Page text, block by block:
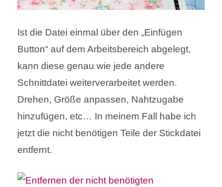
Ist die Datei einmal über den „Einfügen
Button“ auf dem Arbeitsbereich abgelegt,
kann diese genau wie jede andere
Schnittdatei weiterverarbeitet werden.
Drehen, Größe anpassen, Nahtzugabe
hinzufügen, etc… In meinem Fall habe ich
jetzt die nicht benötigen Teile der Stickdatei
entfernt.